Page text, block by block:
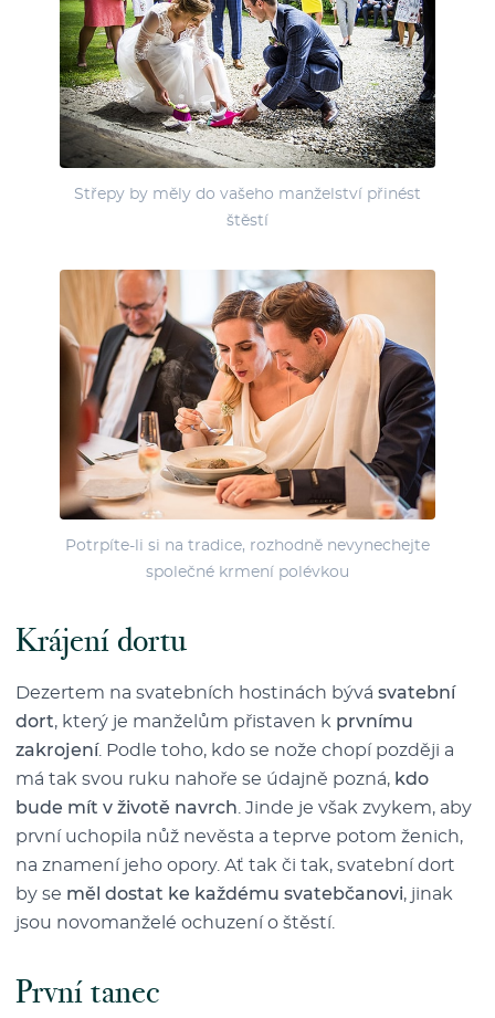
Střepy by měly do vašeho manželství přinést
štěstí
Potrpíte-li si na tradice, rozhodně nevynechejte
společné krmení polévkou
Krájení dortu
Dezertem na svatebních hostinách bývá svatební
dort, který je manželům přistaven k prvnímu
zakrojení. Podle toho, kdo se nože chopí později a
má tak svou ruku nahoře se údajně pozná, kdo
bude mít v životě navrch. Jinde je však zvykem, aby
první uchopila nůž nevěsta a teprve potom ženich,
na znamení jeho opory. Ať tak či tak, svatební dort
by se měl dostat ke každému svatebčanovi, jinak
jsou novomanželé ochuzení o štěstí.
První tanec